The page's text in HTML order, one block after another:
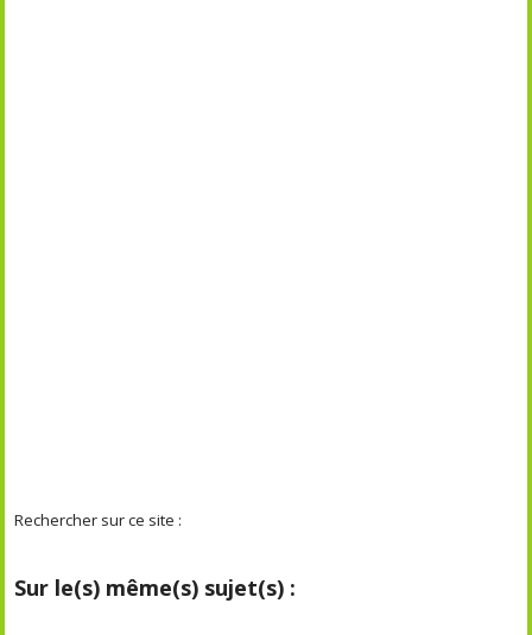
Rechercher sur ce site :
Sur le(s) même(s) sujet(s) :